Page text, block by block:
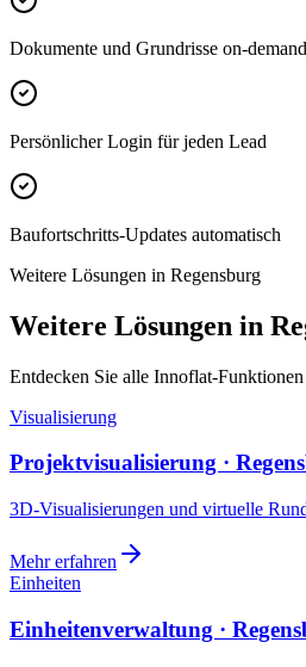
Dokumente und Grundrisse on-demand
Persönlicher Login für jeden Lead
Baufortschritts-Updates automatisch
Weitere Lösungen in Regensburg
Weitere Lösungen in
Entdecken Sie alle Innoflat-
Visualisierung
Projektvisualisierung ·
3D-Visualisierungen und virtuelle
Mehr erfahren
Einheiten
Einheitenverwaltung ·